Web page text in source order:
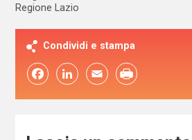
Regione Lazio
Condividi e stampa
FacebookLinkedIn Email